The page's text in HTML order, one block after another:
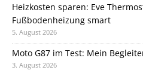
Heizkosten sparen: Eve
Fußbodenheizung smart
5. August 2026
Moto G87 im Test: Mein
3. August 2026